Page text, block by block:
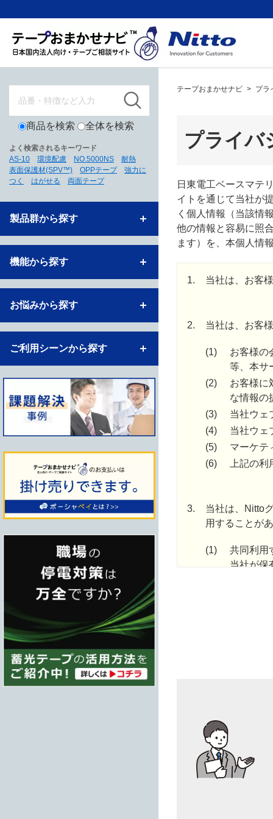
商品を検索 全体を検索
よく検索されるキーワード
AS-10
環境配慮 NO.5000NS
耐熱
表面保護材(SPV™)
OPPテープ
強力に
つく
はがせる 両面テープ
製品群から探す
機能から探す
お悩みから探す
ご利用シーンから探す
テープおまかせナビ > プラ
プライバ
日東電工ベースマテ
イトを通じて当社が
く個人情報（当該情
他の情報と容易に照
ます）を、本個人情
1. 当社は、お客
2. 当社は、お客
(1)
お客様の
等、本サ
(2)
お客様に
な情報の
(3)
当社ウェ
(4)
当社ウェ
(5)
マーケテ
(6)
上記の
3.
当社は、Nitto
用することが
(1)
共同利用
当社が保
共同利
なお、
当社は、お客
は、お客様の
(1)
法令の定
人の生